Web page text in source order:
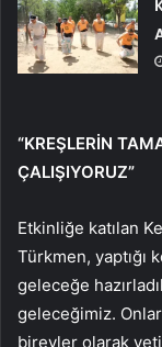
“KREŞLERİN
ÇALIŞIYORUZ”
Etkinliğe katılan
Türkmen, yaptığı
geleceğe
geleceğimiz.
bireyler olarak